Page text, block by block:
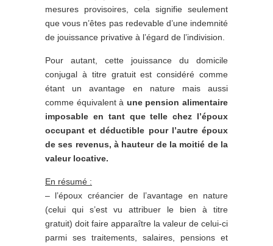
mesures provisoires, cela signifie seulement
que vous n’êtes pas redevable d’une indemnité
de jouissance privative à l’égard de l’indivision.
Pour autant, cette jouissance du domicile
conjugal à titre gratuit est considéré comme
étant un avantage en nature mais aussi
comme équivalent à une pension alimentaire
imposable en tant que telle chez l’époux
occupant et déductible pour l’autre époux
de ses revenus, à hauteur de la moitié de la
valeur locative.
En résumé :
– l’époux créancier de l’avantage en nature
(celui qui s’est vu attribuer le bien à titre
gratuit) doit faire apparaître la valeur de celui-ci
parmi ses traitements, salaires, pensions et